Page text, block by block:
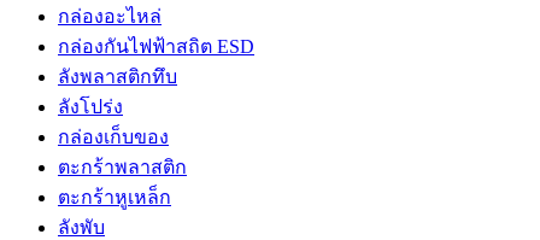
กล่องอะไหล่
กล่องกันไฟฟ้าสถิต ESD
ลังพลาสติกทึบ
ลังโปร่ง
กล่องเก็บของ
ตะกร้าพลาสติก
ตะกร้าหูเหล็ก
ลังพับ